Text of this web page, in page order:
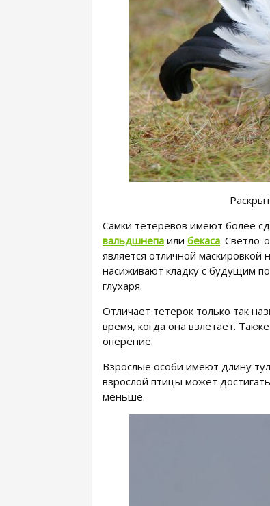
Самки тетеревов имеют более
вальдшнепа или бекаса. Светло-
является отличной маскировкой
насиживают кладку с будущим
глухаря.
Отличает тетерок только так
время, когда она взлетает.
оперение.
Взрослые особи имеют длину
взрослой птицы может
меньше.